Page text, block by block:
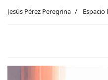
Jesús Pérez Peregrina